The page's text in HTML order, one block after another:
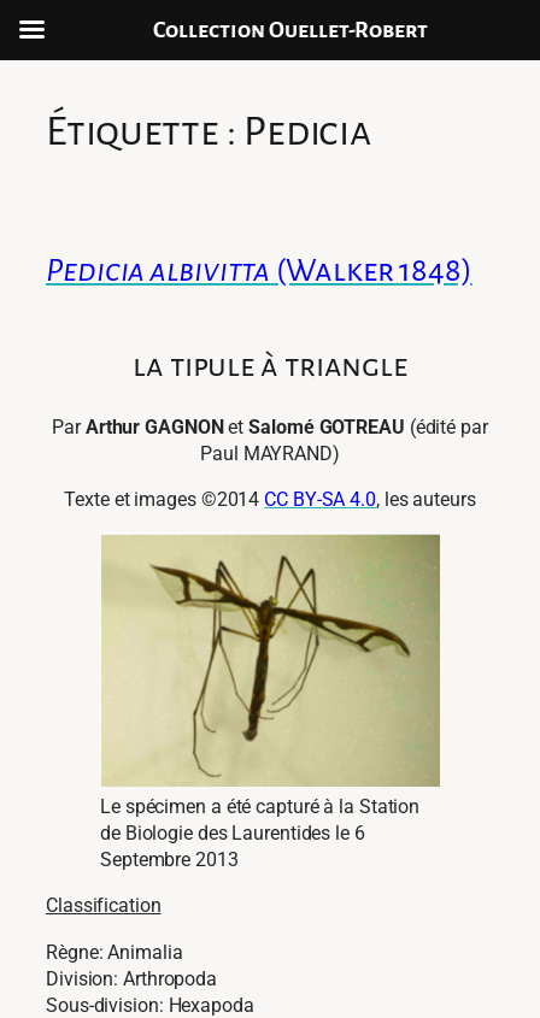
contenuÉtiquette : Pedicia
Pedicia albivitta (Walker 1848)
la tipule à triangle
ParArthur GAGNONetSalomé GOTREAU (édité par
Paul MAYRAND)
Texte et images ©2014 CC BY-SA 4.0, les auteurs
Le spécimen a été capturé à la Station
de Biologie des Laurentides le 6
Septembre 2013
Classification
Règne: Animalia
Division: Arthropoda
Sous-division: Hexapoda
Collection Ouellet-Robert